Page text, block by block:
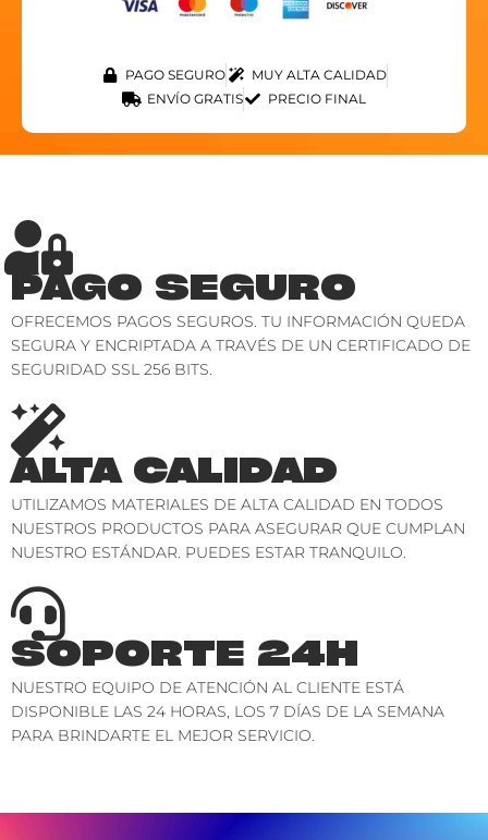
PAGO SEGURO
MUY ALTA CALIDAD
ENVÍO GRATIS
PRECIO FINAL
PAGO SEGURO
OFRECEMOS PAGOS SEGUROS. TU INFORMACIÓN QUEDA
SEGURA Y ENCRIPTADA A TRAVÉS DE UN CERTIFICADO DE
SEGURIDAD SSL 256 BITS.
ALTA CALIDAD
UTILIZAMOS MATERIALES DE ALTA CALIDAD EN TODOS
NUESTROS PRODUCTOS PARA ASEGURAR QUE CUMPLAN
NUESTRO ESTÁNDAR. PUEDES ESTAR TRANQUILO.
SOPORTE 24H
NUESTRO EQUIPO DE ATENCIÓN AL CLIENTE ESTÁ
DISPONIBLE LAS 24 HORAS, LOS 7 DÍAS DE LA SEMANA
PARA BRINDARTE EL MEJOR SERVICIO.